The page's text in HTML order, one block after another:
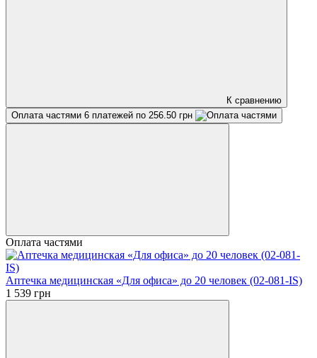
К сравнению
Оплата частями 6 платежей по 256.50 грн
Оплата частями
Аптечка медицинская «Для офиса» до 20 человек (02-081-IS)
1 539 грн